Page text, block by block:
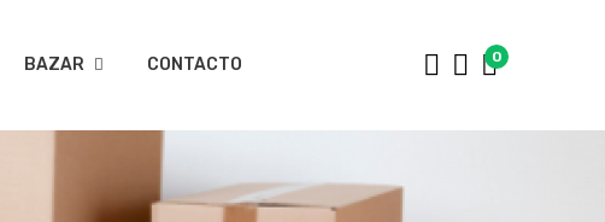
BAZAR CONTACTO 0